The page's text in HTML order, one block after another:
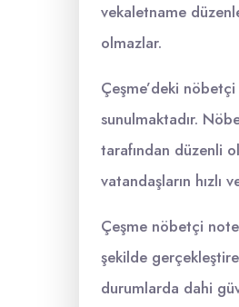
vekaletname
olmazlar.
Çeşme’deki
sunulmaktadır.
tarafından düzenli
vatandaşların hızlı
Çeşme nöbetçi
şekilde
durumlarda dahi